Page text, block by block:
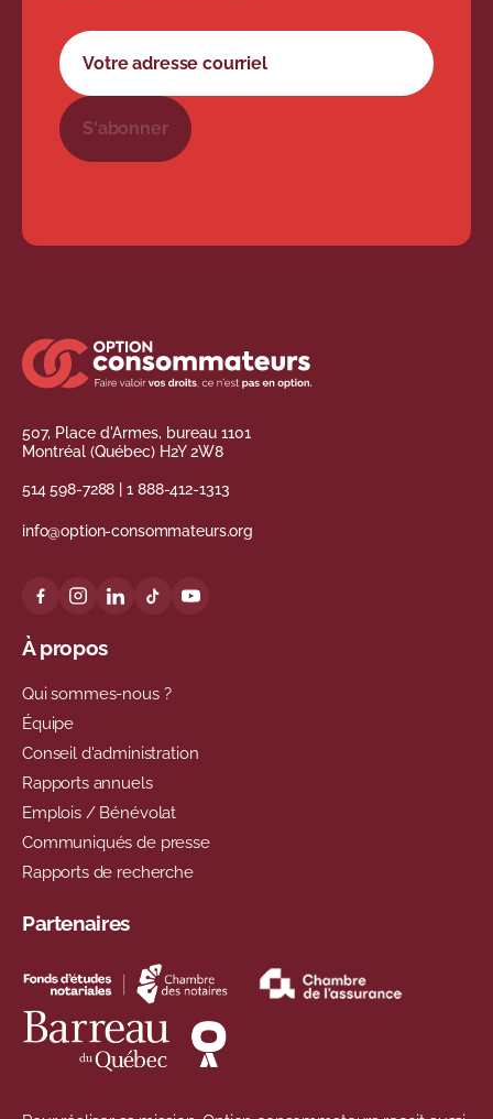
Formulaire d'abonnement à l'infolettre
Votre adresse courriel
S'abonner
507, Place d'Armes, bureau 1101
Montréal (Québec) H2Y 2W8
514 598-7288 |1 888-412-1313
info@option-consommateurs.org
À propos
Qui sommes-nous ?
Équipe
Conseil d'administration
Rapports annuels
Emplois / Bénévolat
Communiqués de presse
Rapports de recherche
Partenaires